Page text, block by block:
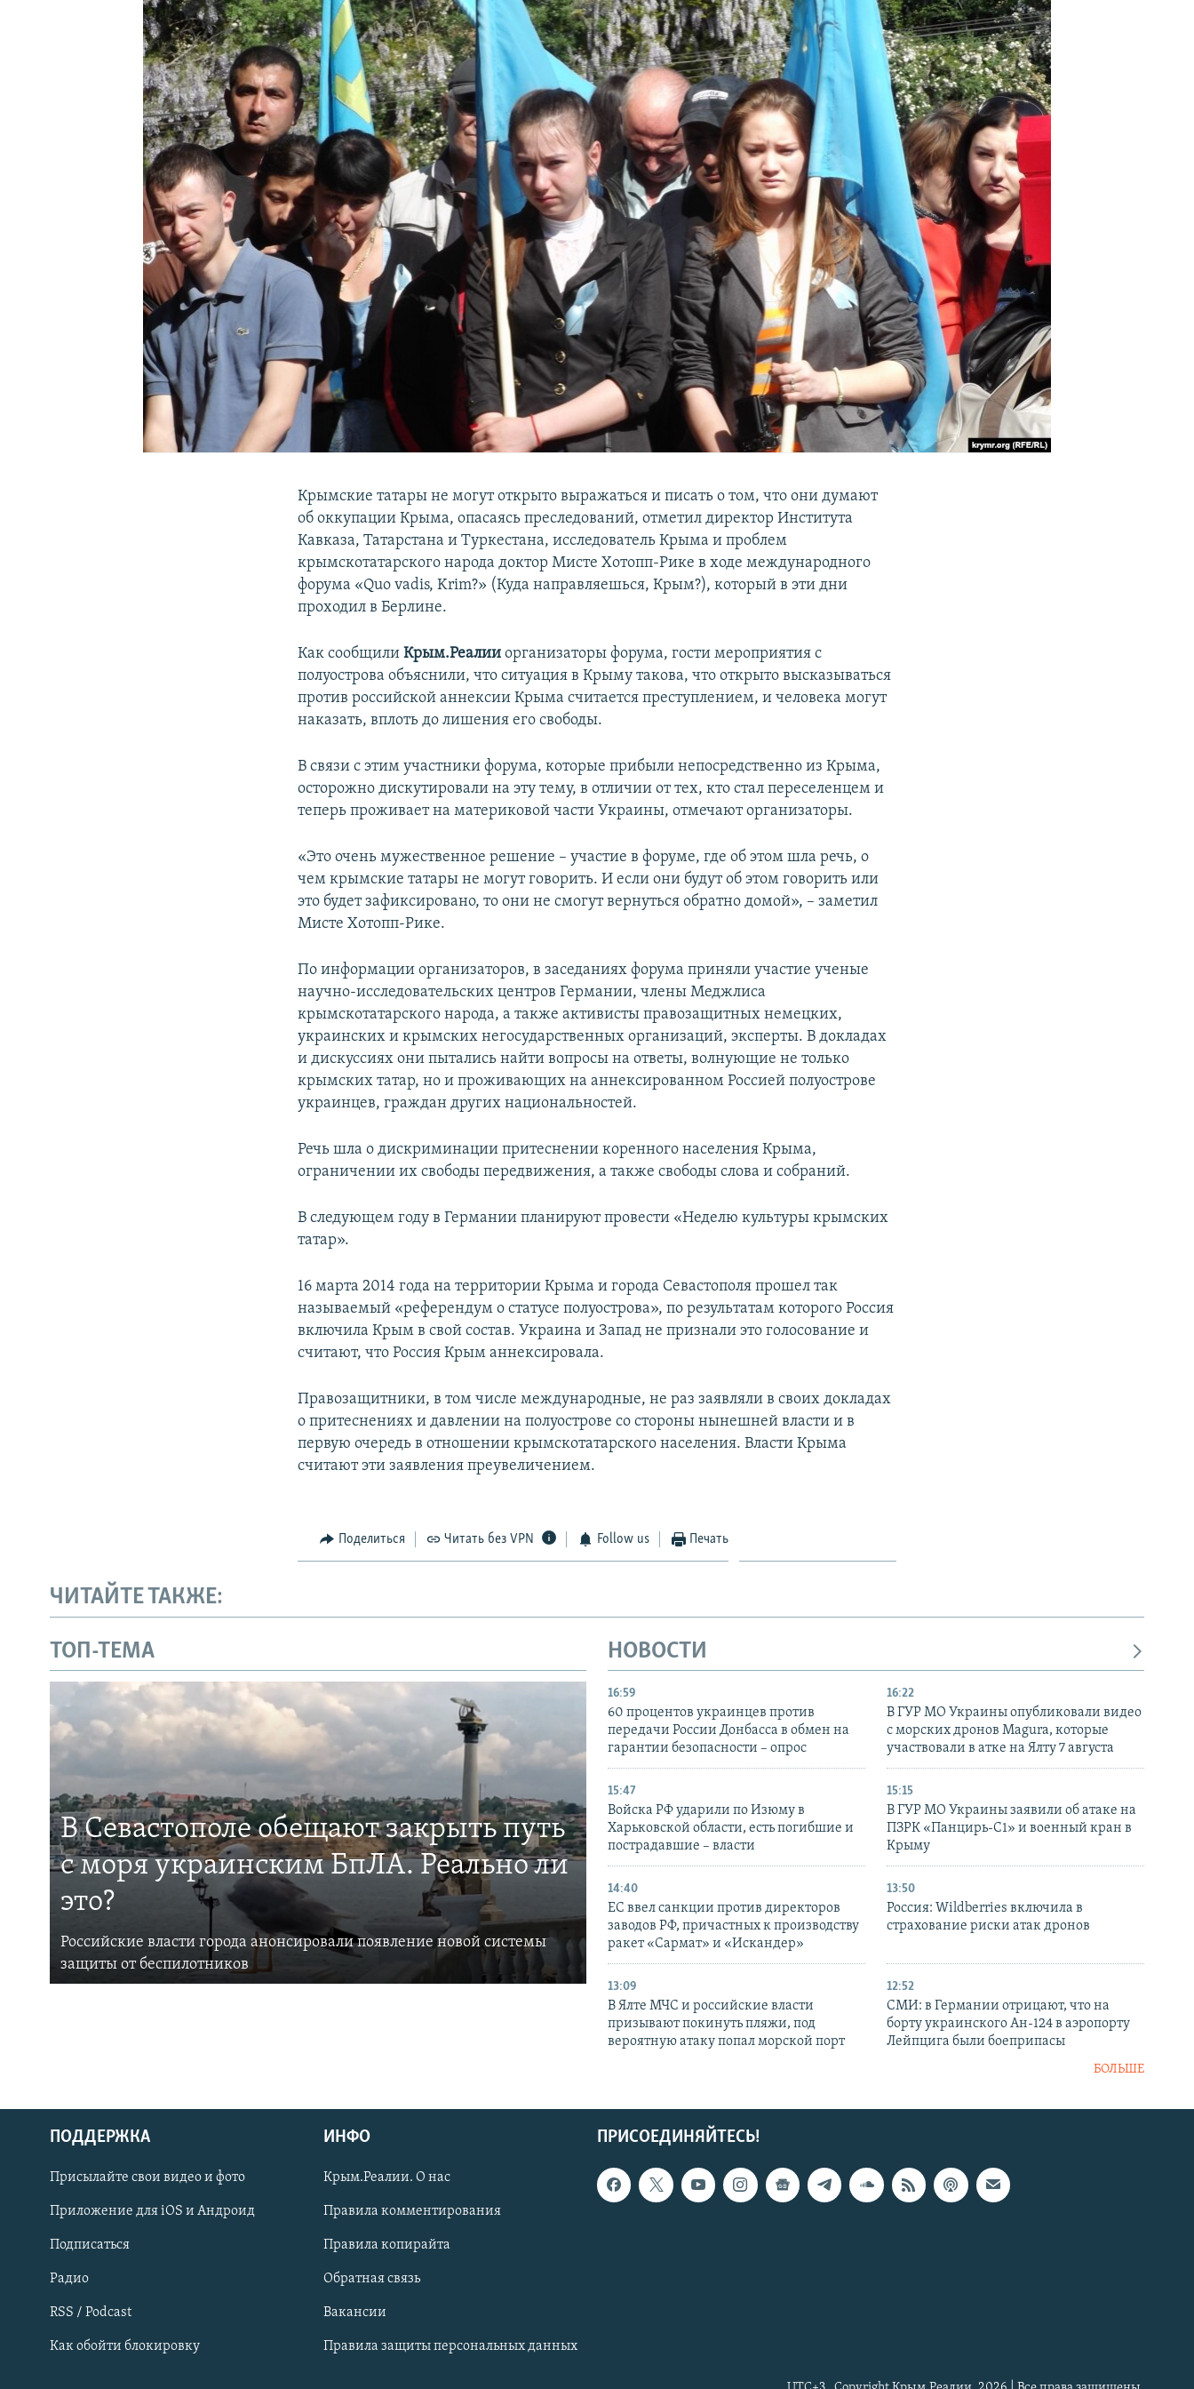
КРЫМ.НЕПОКОРЕННЫЙ
УКРАИНСКАЯ ПРОБЛЕМА КРЫМА
Українською
Qırımtatar
ПРИСОЕДИНЯЙТЕСЬ!
Крымские татары не могут открыто выражаться и писать о том, что они думают
об оккупации Крыма, опасаясь преследований, отметил директор Института
Кавказа, Татарстана и Туркестана, исследователь Крыма и проблем
крымскотатарского народа доктор Мисте Хотопп-Рике в ходе международного
форума «Quo vadis, Krim?» (Куда направляешься, Крым?), который в эти дни
проходил в Берлине.
Как сообщилиКрым.Реалииорганизаторы форума, гости мероприятия с
полуострова объяснили, что ситуация в Крыму такова, что открыто высказываться
против российской аннексии Крыма считается преступлением, и человека могут
наказать, вплоть до лишения его свободы.
В связи с этим участники форума, которые прибыли непосредственно из Крыма,
осторожно дискутировали на эту тему, в отличии от тех, кто стал переселенцем и
теперь проживает на материковой части Украины, отмечают организаторы.
«Это очень мужественное решение – участие в форуме, где об этом шла речь, о
чем крымские татары не могут говорить. И если они будут об этом говорить или
это будет зафиксировано, то они не смогут вернуться обратно домой», – заметил
Мисте Хотопп-Рике.
По информации организаторов, в заседаниях форума приняли участие ученые
научно-исследовательских центров Германии, члены Меджлиса
крымскотатарского народа, а также активисты правозащитных немецких,
украинских и крымских негосударственных организаций, эксперты. В докладах
и дискуссиях они пытались найти вопросы на ответы, волнующие не только
крымских татар, но и проживающих на аннексированном Россией полуострове
украинцев, граждан других национальностей.
Речь шла о дискриминации притеснении коренного населения Крыма,
ограничении их свободы передвижения, а также свободы слова и собраний.
В следующем году в Германии планируют провести «Неделю культуры крымских
татар».
16 марта 2014 года на территории Крыма и города Севастополя прошел так
называемый «референдум о статусе полуострова», по результатам которого Россия
включила Крым в свой состав. Украина и Запад не признали это голосование и
считают, что Россия Крым аннексировала.
Правозащитники, в том числе международные, не раз заявляли в своих докладах
о притеснениях и давлении на полуострове со стороны нынешней власти и в
первую очередь в отношении крымскотатарского населения. Власти Крыма
считают эти заявления преувеличением.
Поделиться Читать без VPN Follow us Печать
ЧИТАЙТЕ ТАКЖЕ:
ТОП-ТЕМА
В Севастополе обещают закрыть путь
с моря украинским БпЛА. Реально ли
это?
Российские власти города анонсировали появление новой системы
защиты от беспилотников
НОВОСТИ
16:59
60 процентов украинцев против
передачи России Донбасса в обмен на
гарантии безопасности – опрос
16:22
В ГУР МО Украины опубликовали видео
с морских дронов Magura, которые
участвовали в атке на Ялту 7 августа
15:47
Войска РФ ударили по Изюму в
Харьковской области, есть погибшие и
пострадавшие – власти
15:15
В ГУР МО Украины заявили об атаке на
ПЗРК «Панцирь-С1» и военный кран в
Крыму
14:40
ЕС ввел санкции против директоров
заводов РФ, причастных к производству
ракет «Сармат» и «Искандер»
13:50
Россия: Wildberries включила в
страхование риски атак дронов
13:09
В Ялте МЧС и российские власти
призывают покинуть пляжи, под
вероятную атаку попал морской порт
12:52
СМИ: в Германии отрицают, что на
борту украинского Ан-124 в аэропорту
Лейпцига были боеприпасы
БОЛЬШЕ
ПРИСОЕДИНЯЙТЕСЬ!
ПОДДЕРЖКА
Присылайте свои видео и фото
Приложение для iOS и Андроид
Подписаться
Радио
RSS / Podcast
Как обойти блокировку
ИНФО
Крым.Реалии. О нас
Правила комментирования
Правила копирайта
Обратная связь
Вакансии
Правила защиты персональных данных